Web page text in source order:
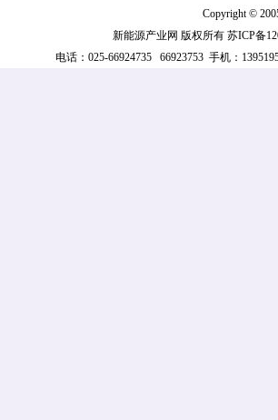
Copyright ©
新能源产业网 版权所有 苏ICP备
电话：025-66924735 66923753 手机：